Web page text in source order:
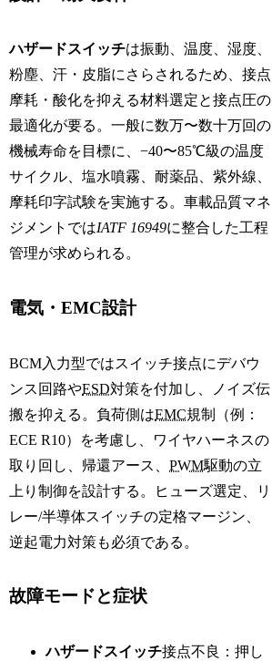
ハザードスイッチは振動、温度、湿度、
粉塵、汗・皮脂にさらされるため、接点
摩耗・酸化を抑える材料選定と接点圧の
最適化が要る。一般に数万〜数十万回の
機械寿命を目標に、−40〜85℃級の温度
サイクル、塩水噴霧、耐薬品、紫外線、
摩耗印字試験を実施する。車載品質マネ
ジメントではIATF 16949に整合した工程
管理が求められる。
電気・EMC設計
BCM入力型ではスイッチ接点にデバウ
ンス回路やESD対策を付加し、ノイズ伝
搬を抑える。負荷側はEMC規制（例：
ECE R10）を考慮し、ワイヤハーネスの
取り回し、帰還アース、PWM駆動の立
上り制御を設計する。ヒューズ選定、リ
レー/半導体スイッチの定格マージン、
逆起電力対策も必須である。
故障モードと症状
ハザードスイッチ接点不良：押し